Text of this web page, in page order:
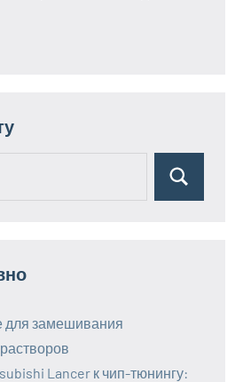
Поиск
для замешивания
Lancer к чип-тюнингу: